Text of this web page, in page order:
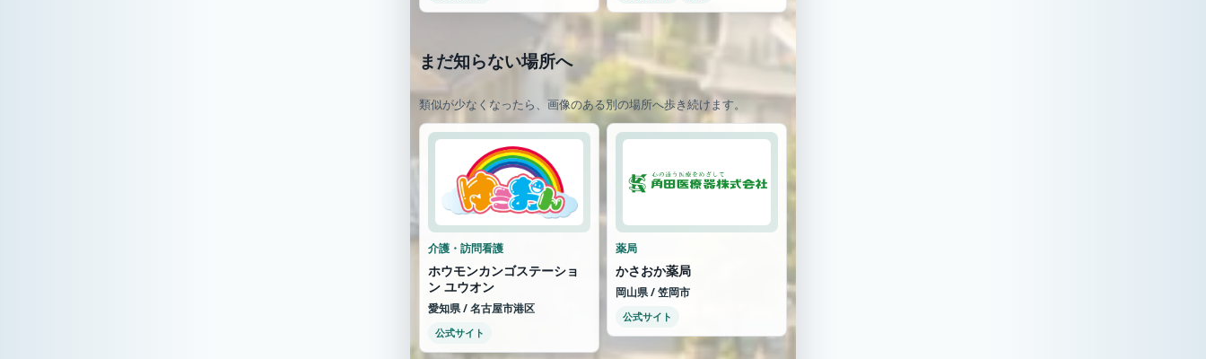
まだ知らない場所へ
類似が少なくなったら、画像のある別の場所へ歩き続けます。
介護・訪問看護
ホウモンカンゴステーショ
ン ユウオン
愛知県 / 名古屋市港区
公式サイト
薬局
かさおか薬局
岡山県 / 笠岡市
公式サイト